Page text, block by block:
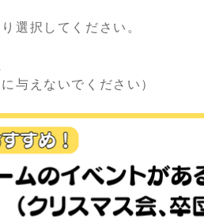
選択してください。
与えないでください）